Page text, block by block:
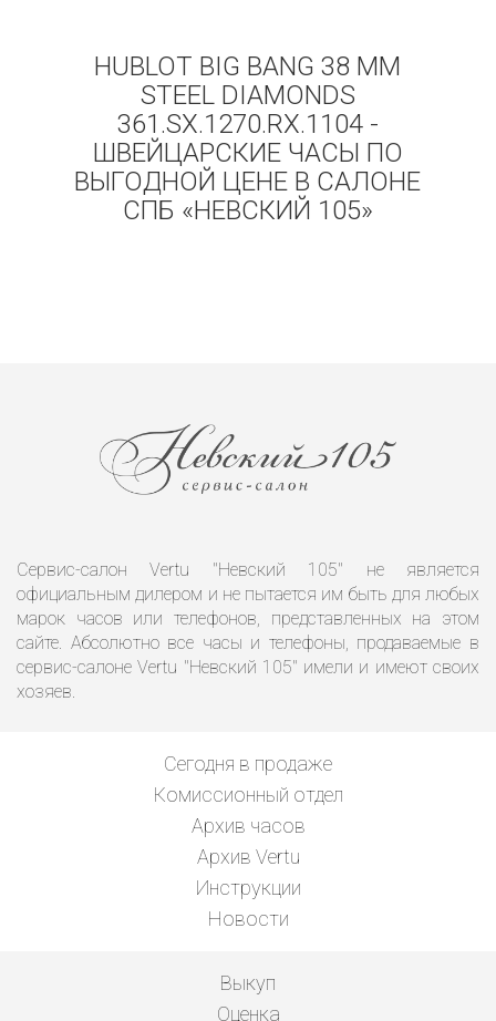
HUBLOT BIG BANG 38 MM
STEEL DIAMONDS
361.SX.1270.RX.1104 -
ШВЕЙЦАРСКИЕ ЧАСЫ ПО
ВЫГОДНОЙ ЦЕНЕ В САЛОНЕ
СПБ «НЕВСКИЙ 105»
Сервис-салон Vertu "Невский 105" не является
официальным дилером и не пытается им быть для любых
марок часов или телефонов, представленных на этом
сайте. Абсолютно все часы и телефоны, продаваемые в
сервис-салоне Vertu "Невский 105" имели и имеют своих
хозяев.
Сегодня в продаже
Комиссионный отдел
Архив часов
Архив Vertu
Инструкции
Новости
Выкуп
Оценка